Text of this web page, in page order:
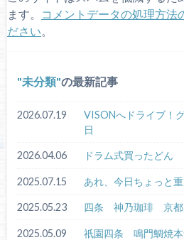
ます。
コメントデータの処理方法
ださい
未分類 の最新記事
2026.07.19
VISONへドライブ！
日
2026.04.06 ドラム式買ったどん
2025.07.15 あれ、今日ちょっと
2025.05.23 四条 神乃珈琲 京都
2025.05.09 祇園四条 鳴門鯛焼本